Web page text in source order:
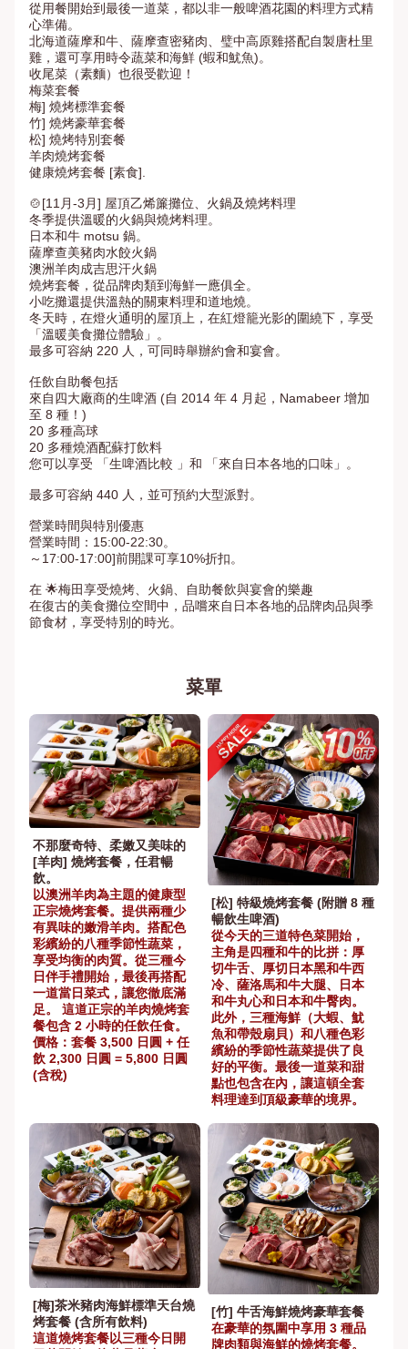
從用餐開始到最後一道菜，都以非一般啤酒花園的料理方式精
心準備。
北海道薩摩和牛、薩摩查密豬肉、璧中高原雞搭配自製唐杜里
雞，還可享用時令蔬菜和海鮮 (蝦和魷魚)。
收尾菜（素麵）也很受歡迎！
梅菜套餐
梅] 燒烤標準套餐
竹] 燒烤豪華套餐
松] 燒烤特別套餐
羊肉燒烤套餐
健康燒烤套餐 [素食].
🍲[11月-3月] 屋頂乙烯簾攤位、火鍋及燒烤料理
冬季提供溫暖的火鍋與燒烤料理。
日本和牛 motsu 鍋。
薩摩查美豬肉水餃火鍋
澳洲羊肉成吉思汗火鍋
燒烤套餐，從品牌肉類到海鮮一應俱全。
小吃攤還提供溫熱的關東料理和道地燒。
冬天時，在燈火通明的屋頂上，在紅燈籠光影的圍繞下，享受
「溫暖美食攤位體驗」。
最多可容納 220 人，可同時舉辦約會和宴會。
任飲自助餐包括
來自四大廠商的生啤酒 (自 2014 年 4 月起，Namabeer 增加
至 8 種！)
20 多種高球
20 多種燒酒配蘇打飲料
您可以享受 「生啤酒比較 」和 「來自日本各地的口味」。
最多可容納 440 人，並可預約大型派對。
營業時間與特別優惠
營業時間：15:00-22:30。
～17:00-17:00]前開課可享10%折扣。
在 🌟梅田享受燒烤、火鍋、自助餐飲與宴會的樂趣
在復古的美食攤位空間中，品嚐來自日本各地的品牌肉品與季
節食材，享受特別的時光。
菜單
不那麼奇特、柔嫩又美味的
[羊肉] 燒烤套餐，任君暢
飲。
以澳洲羊肉為主題的健康型
正宗燒烤套餐。提供兩種少
有異味的嫩滑羊肉。搭配色
彩繽紛的八種季節性蔬菜，
享受均衡的肉質。從三種今
日伴手禮開始，最後再搭配
一道當日菜式，讓您徹底滿
足。 這道正宗的羊肉燒烤套
餐包含 2 小時的任飲任食。
價格：套餐 3,500 日圓 + 任
飲 2,300 日圓 = 5,800 日圓
(含稅)
[松] 特級燒烤套餐 (附贈 8 種
暢飲生啤酒)
從今天的三道特色菜開始，
主角是四種和牛的比拼：厚
切牛舌、厚切日本黑和牛西
冷、薩洛馬和牛大腿、日本
和牛丸心和日本和牛臀肉。
此外，三種海鮮（大蝦、魷
魚和帶殼扇貝）和八種色彩
繽紛的季節性蔬菜提供了良
好的平衡。最後一道菜和甜
點也包含在內，讓這頓全套
料理達到頂級豪華的境界。
[梅]茶米豬肉海鮮標準天台燒
烤套餐 (含所有飲料)
這道燒烤套餐以三種今日開
[竹] 牛舌海鮮燒烤豪華套餐
在豪華的氛圍中享用 3 種品
牌肉類與海鮮的燒烤套餐。